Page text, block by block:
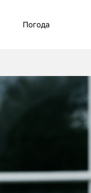
Погода